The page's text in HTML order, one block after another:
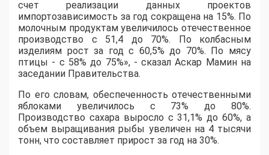
счет реализации данных проектов
импортозависимость за год сокращена на 15%. По
молочным продуктам увеличилось отечественное
производство с 51,4 до 70%. По колбасным
изделиям рост за год с 60,5% до 70%. По мясу
птицы - с 58% до 75%», - сказал Аскар Мамин на
заседании Правительства.
По его словам, обеспеченность отечественными
яблоками увеличилось с 73% до 80%.
Производство сахара выросло с 31,1% до 60%, а
объем выращивания рыбы увеличен на 4 тысячи
тонн, что составляет прирост за год на 30%.